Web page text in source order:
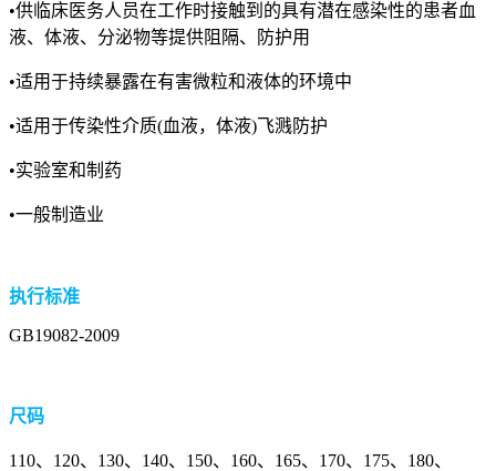
•供临床医务人员在工作时接触到的具有潜在感染性的患者血
液、体液、分泌物等提供阻隔、防护用
•适用于持续暴露在有害微粒和液体的环境中
•适用于传染性介质(血液，体液)飞溅防护
•实验室和制药
•一般制造业
执行标准
GB19082-2009
尺码
110、120、130、140、150、160、165、170、175、180、